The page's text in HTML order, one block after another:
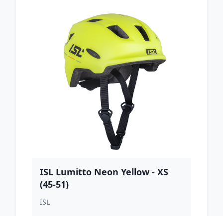
ISL Lumitto Neon Yellow - XS
(45-51)
ISL